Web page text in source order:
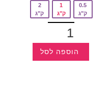
0.5
ק"ג
1
ק"ג
2
ק"ג
הוספה לסל